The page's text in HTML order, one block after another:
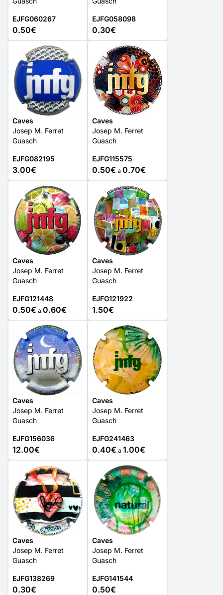
EJFG060267
0.50€
EJFG058098
0.30€
Caves
Josep M. Ferret
Guasch
EJFG082195
3.00€
Caves
Josep M. Ferret
Guasch
EJFG115575
0.50€ a 0.70€
Caves
Josep M. Ferret
Guasch
EJFG121448
0.50€ a 0.60€
Caves
Josep M. Ferret
Guasch
EJFG121922
1.50€
Caves
Josep M. Ferret
Guasch
EJFG156036
12.00€
Caves
Josep M. Ferret
Guasch
EJFG241463
0.40€ a 1.00€
Caves
Josep M. Ferret
Guasch
EJFG138269
0.30€
Caves
Josep M. Ferret
Guasch
EJFG141544
0.50€